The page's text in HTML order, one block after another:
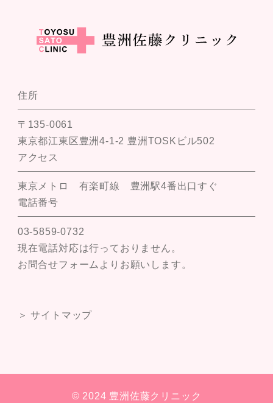
住所
〒135-0061
東京都江東区豊洲4-1-2 豊洲TOSKビル502
アクセス
東京メトロ 有楽町線 豊洲駅4番出口すぐ
電話番号
03-5859-0732
現在電話対応は行っておりません。
お問合せフォームよりお願いします。
＞ サイトマップ
© 2024 豊洲佐藤クリニック